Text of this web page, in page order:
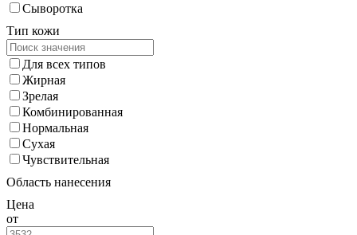
Сыворотка
Тип кожи
Для всех типов
Жирная
Зрелая
Комбинированная
Нормальная
Сухая
Чувствительная
Область нанесения
Цена
от